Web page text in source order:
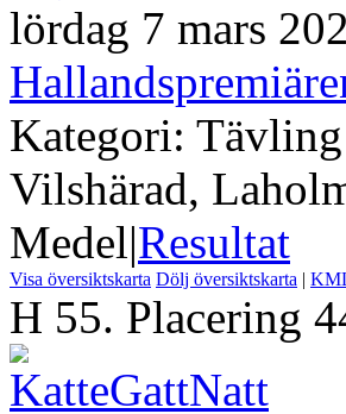
lördag 7 mars
Kategori: Tävling
Vilshärad,
Medel|Resultat
Visa översiktskarta Dölj översiktskarta |
H 55. Placering